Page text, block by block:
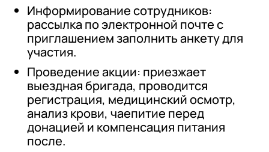
Информирование сотрудников:
рассылка по электронной почте с
приглашением заполнить анкету для
участия.
Проведение акции: приезжает
выездная бригада, проводится
регистрация, медицинский осмотр,
анализ крови, чаепитие перед
донацией и компенсация питания
после.